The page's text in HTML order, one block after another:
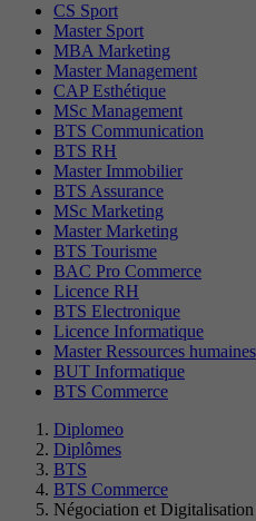
CS Sport
Master Sport
MBA Marketing
Master Management
CAP Esthétique
MSc Management
BTS Communication
BTS RH
Master Immobilier
BTS Assurance
MSc Marketing
Master Marketing
BTS Tourisme
BAC Pro Commerce
Licence RH
BTS Electronique
Licence Informatique
Master Ressources humaines
BUT Informatique
BTS Commerce
Diplomeo
Diplômes
BTS
BTS Commerce
Négociation et